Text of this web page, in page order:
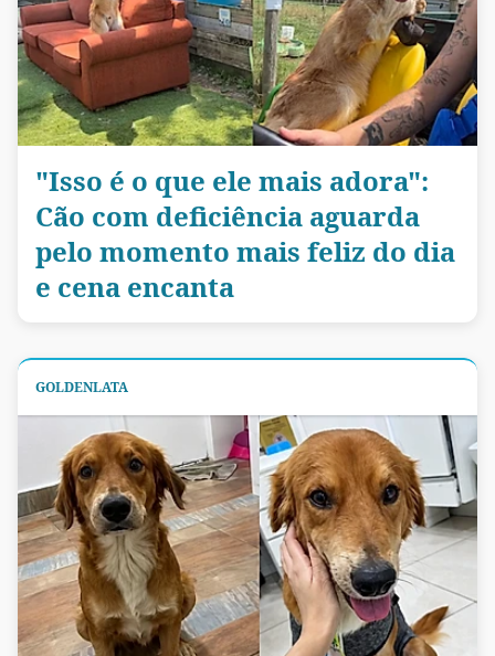
"Isso é o que ele mais adora":
Cão com deficiência aguarda
pelo momento mais feliz do dia
e cena encanta
GOLDENLATA